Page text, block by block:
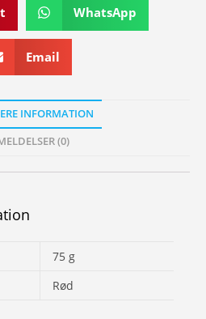
WhatsApp
Email
INFORMATION
(0)
75 g
Rød